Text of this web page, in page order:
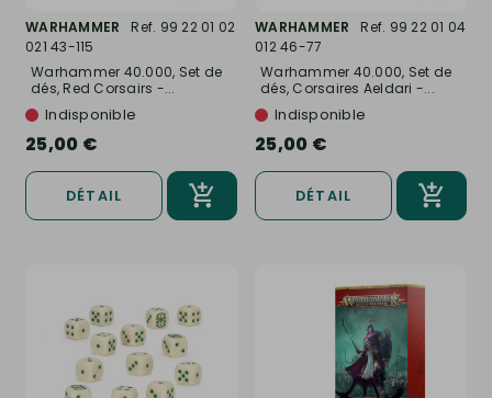
WARHAMMER
Ref. 99 22 01 02
021 43-115
Warhammer 40.000, Set de
dés, Red Corsairs -...
Indisponible
25,00 €
DÉTAIL
WARHAMMER
Ref. 99 22 01 04
012 46-77
Warhammer 40.000, Set de
dés, Corsaires Aeldari -...
Indisponible
25,00 €
DÉTAIL